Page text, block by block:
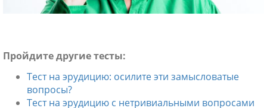
Пройдите другие тесты:
Тест на эрудицию: осилите эти замысловатые
вопросы?
Тест на эрудицию с нетривиальными вопросами